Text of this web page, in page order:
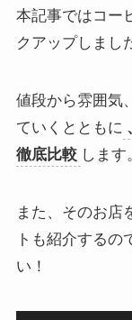
本記事ではコー
クアップしまし
値段から雰囲気
ていくとともに
徹底比較 します
また、そのお店
トも紹介するの
い！